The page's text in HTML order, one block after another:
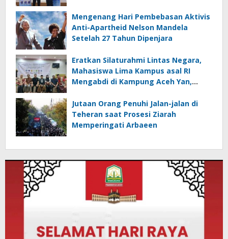
Mengenang Hari Pembebasan Aktivis
Anti-Apartheid Nelson Mandela
Setelah 27 Tahun Dipenjara
Eratkan Silaturahmi Lintas Negara,
Mahasiswa Lima Kampus asal RI
Mengabdi di Kampung Aceh Yan,
Jutaan Orang Penuhi Jalan-jalan di
Teheran saat Prosesi Ziarah
Memperingati Arbaeen